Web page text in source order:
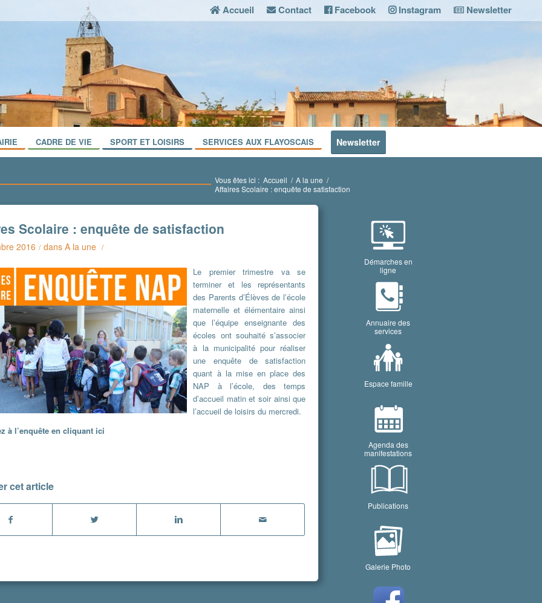
Accueil Contact Facebook Instagram Newsletter
CADRE DE VIE SPORT ET LOISIRS SERVICES AUX FLAYOSCAIS Newsletter
Vous êtes ici : Accueil / A la une /
Affaires Scolaire : enquête de satisfaction
Scolaire : enquête de satisfaction
2016 / dansA la une /
Le premier trimestre va se
terminer et les représentants
des Parents d’Élèves de l’école
maternelle et élémentaire ainsi
que l’équipe enseignante des
écoles ont souhaité s’associer
à la municipalité pour réaliser
une enquête de satisfaction
quant à la mise en place des
NAP à l’école, des temps
d’accueil matin et soir ainsi que
l’accueil de loisirs du mercredi.
à l’enquête encliquant ici
cet article
Démarches en
ligne
Annuaire des
services
Espace famille
Agenda des
manifestations
Publications
Galerie Photo